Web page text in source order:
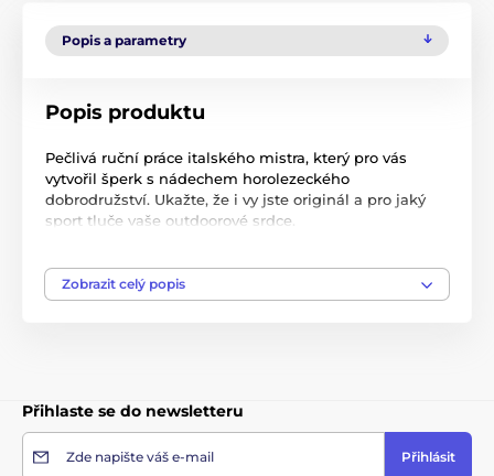
Popis a parametry
Popis produktu
Pečlivá ruční práce italského mistra, který pro vás
vytvořil šperk s nádechem horolezeckého
dobrodružství. Ukažte, že i vy jste originál a pro jaký
sport tluče vaše outdoorové srdce.
se staly nezapomenutelným dárkem pro každého
milovníka lezení a originálního designu. Tak moc se
originální a jedinečný.
šperkařského řemesla!
Zobrazit celý popis
Přihlaste se do newsletteru
Zde napište váš e-mail Přihlásit